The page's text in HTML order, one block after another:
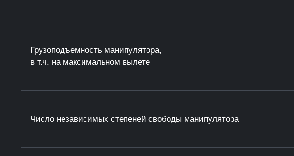
Грузоподъемность манипулятора,
в т.ч. на максимальном вылете
Число независимых степеней свободы манипулятора